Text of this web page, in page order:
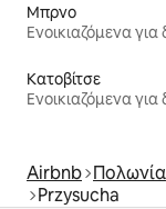
Μπρνο
Ενοικιαζόμενα για
Κατοβίτσε
Ενοικιαζόμενα για
Airbnb Πολωνία
Przysucha